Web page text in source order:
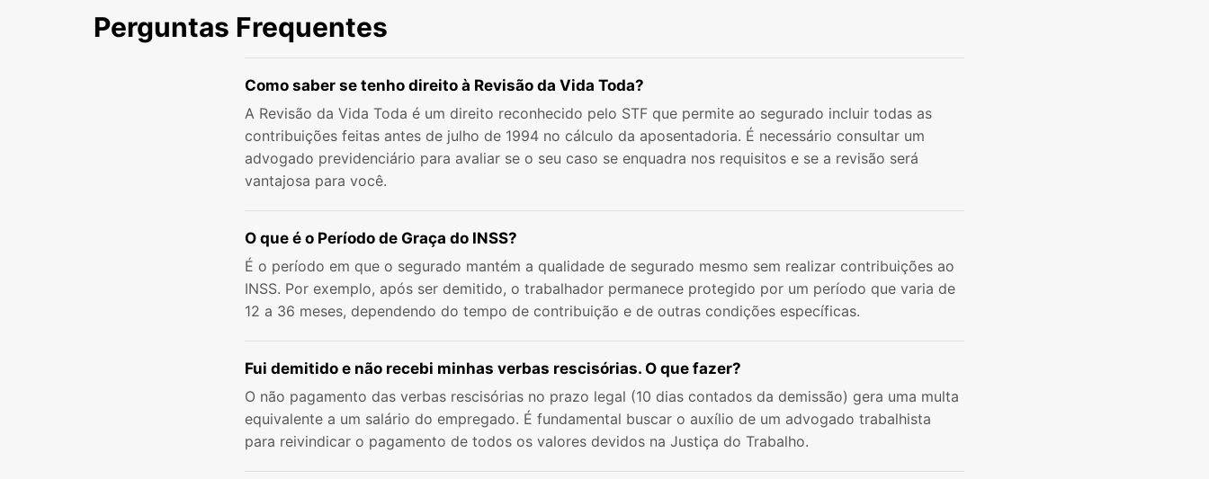
Perguntas Frequentes
Como saber se tenho direito à Revisão da Vida Toda?
A Revisão da Vida Toda é um direito reconhecido pelo STF que permite ao segurado incluir todas as
contribuições feitas antes de julho de 1994 no cálculo da aposentadoria. É necessário consultar um
advogado previdenciário para avaliar se o seu caso se enquadra nos requisitos e se a revisão será
vantajosa para você.
O que é o Período de Graça do INSS?
É o período em que o segurado mantém a qualidade de segurado mesmo sem realizar contribuições ao
INSS. Por exemplo, após ser demitido, o trabalhador permanece protegido por um período que varia de
12 a 36 meses, dependendo do tempo de contribuição e de outras condições específicas.
Fui demitido e não recebi minhas verbas rescisórias. O que fazer?
O não pagamento das verbas rescisórias no prazo legal (10 dias contados da demissão) gera uma multa
equivalente a um salário do empregado. É fundamental buscar o auxílio de um advogado trabalhista
para reivindicar o pagamento de todos os valores devidos na Justiça do Trabalho.